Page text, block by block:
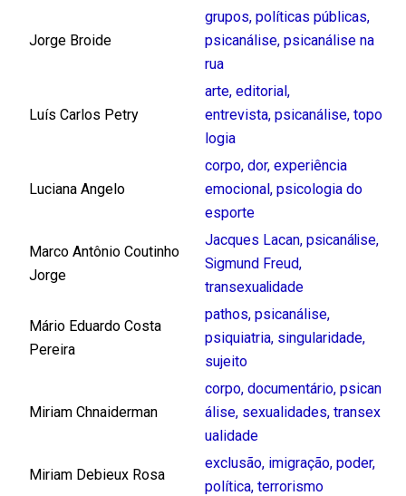
Jorge Broide
grupos, políticas públicas,
psicanálise, psicanálise na
rua
Luís Carlos Petry
arte, editorial,
entrevista, psicanálise, topo
logia
Luciana Angelo
corpo, dor, experiência
emocional, psicologia do
esporte
Marco Antônio Coutinho
Jorge
Jacques Lacan, psicanálise,
Sigmund Freud,
transexualidade
Mário Eduardo Costa
Pereira
pathos, psicanálise,
psiquiatria, singularidade,
sujeito
Miriam Chnaiderman
corpo, documentário, psican
álise, sexualidades, transex
ualidade
Miriam Debieux Rosa
exclusão, imigração, poder,
política, terrorismo